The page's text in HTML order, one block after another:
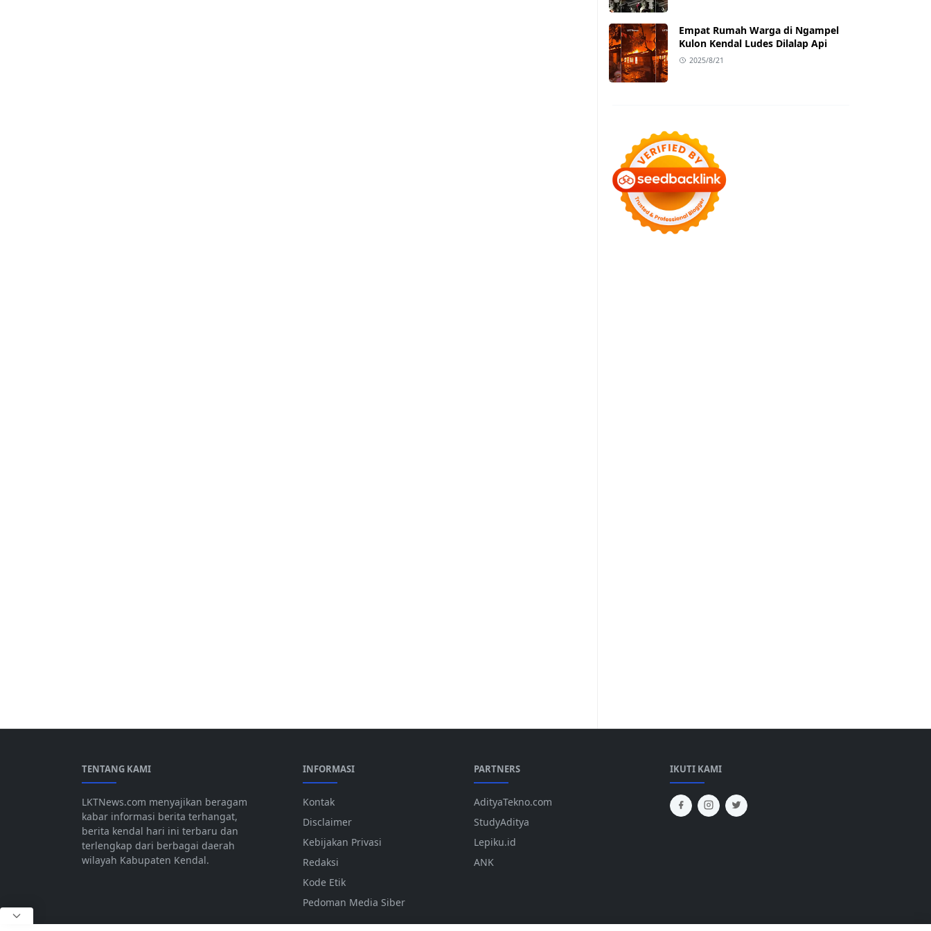
Empat Rumah Warga di Ngampel
Kulon Kendal Ludes Dilalap Api
2025/8/21
TENTANG KAMI
LKTNews.com menyajikan beragam
kabar informasi berita terhangat,
berita kendal hari ini terbaru dan
terlengkap dari berbagai daerah
wilayah Kabupaten Kendal.
INFORMASI
Kontak
Disclaimer
Kebijakan Privasi
Redaksi
Kode Etik
Pedoman Media Siber
PARTNERS
AdityaTekno.com
StudyAditya
Lepiku.id
ANK
IKUTI KAMI